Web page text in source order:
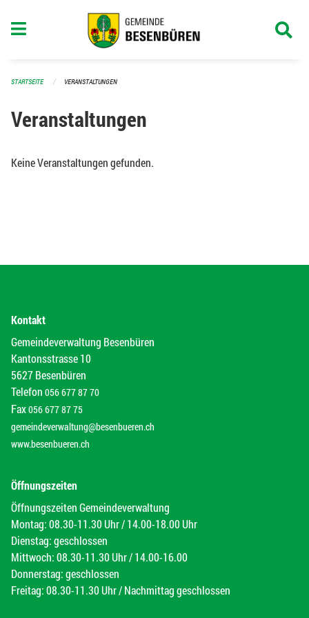
STARTSEITE VERANSTALTUNGEN
Veranstaltungen
Keine Veranstaltungen gefunden.
Kontakt
Gemeindeverwaltung Besenbüren
Kantonsstrasse 10
5627 Besenbüren
Telefon 056 677 87 70
Fax056 677 87 75
gemeindeverwaltung@besenbueren.ch
www.besenbueren.ch
Öffnungszeiten
Öffnungszeiten Gemeindeverwaltung
Montag: 08.30-11.30 Uhr / 14.00-18.00 Uhr
Dienstag: geschlossen
Mittwoch: 08.30-11.30 Uhr / 14.00-16.00
Donnerstag: geschlossen
Freitag: 08.30-11.30 Uhr / Nachmittag geschlossen